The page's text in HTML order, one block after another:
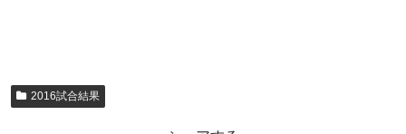
2016試合結果